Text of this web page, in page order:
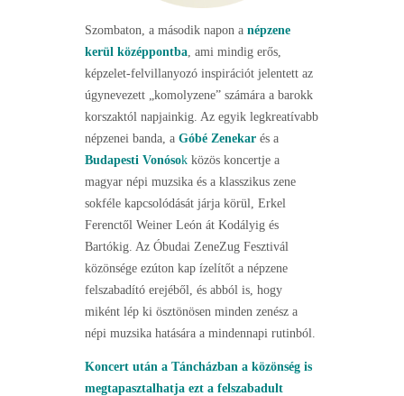
Szombaton, a második napon a népzene
kerül középpontba , ami mindig erős,
képzelet-felvillanyozó inspirációt jelentett az
úgynevezett „komolyzene” számára a barokk
korszaktól napjainkig. Az egyik legkreatívabb
népzenei banda, a Góbé Zenekar és a
Budapesti Vonósok közös koncertje a
magyar népi muzsika és a klasszikus zene
sokféle kapcsolódását járja körül, Erkel
Ferenctől Weiner León át Kodályig és
Bartókig. Az Óbudai ZeneZug Fesztivál
közönsége ezúton kap ízelítőt a népzene
felszabadító erejéből, és abból is, hogy
miként lép ki ösztönösen minden zenész a
népi muzsika hatására a mindennapi rutinból.
Koncert után a Táncházban a közönség is
megtapasztalhatja ezt a felszabadult